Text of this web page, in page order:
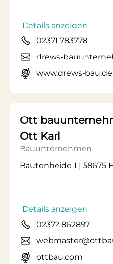
Details anzeigen
02371 783778
drews-
www.drews-bau.de
Ott
Ott Karl
Bauunternehmen
Bautenheide 1 | 58675
Details anzeigen
02372 862897
ottbau.com